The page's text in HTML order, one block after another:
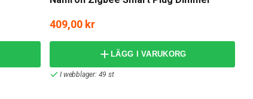
409,00 kr
LÄGG I VARUKORG
I webblager: 49 st